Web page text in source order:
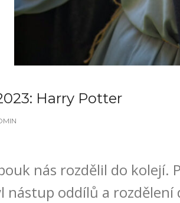
Harry Potter
nás rozdělil do kolejí.
nástup oddílů a